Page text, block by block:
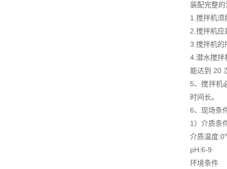
装配完整
1.搅拌机须
2.搅拌机应
3.搅拌机的
4.潜水搅拌
能达到 20
5、搅拌机
时间长。
6、现场条
1）介质条
介质温度
pH:6-9
环境条件